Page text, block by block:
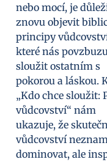
nebo mocí, je
znovu objevit
principy
které nás
sloužit ostatním s
pokorou a láskou.
„Kdo chce sloužit:
vůdcovství“ nám
ukazuje, že
vůdcovství
dominovat, ale